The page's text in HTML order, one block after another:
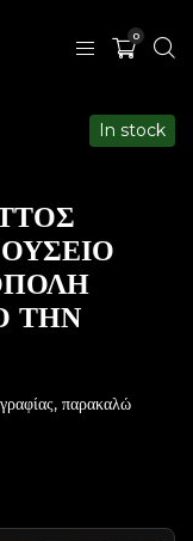
0
ΤΗΝ
In stock
παρακαλώ